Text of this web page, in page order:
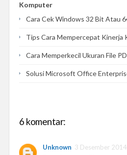
Komputer
Cara Cek Windows 32 Bit Atau
Tips Cara Mempercepat Kinerja
Cara Memperkecil Ukuran File
Solusi Microsoft Office
6 komentar:
Unknown 3 Desember